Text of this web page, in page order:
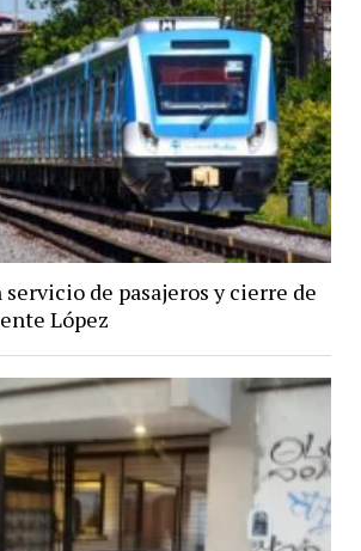
de pasajeros y cierre de
López